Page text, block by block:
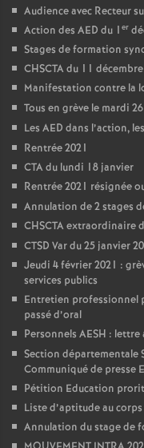
Audience avec Recteur
Action des AED du 1 er
Stages de formation
CHSCTA du 11
Manifestation contre la
Tous en grève le mardi
Les AED dans l’action,
Rentrée 2021
CTA du lundi 18 janvier
Rentrée 2021 résignée
Annulation de 2 stages
CHSCTA extraordinaire
CTSD Var du 25 janvier
Jeudi 4 février 2021 :
services publics
Entretien professionnel
passé d’oral
Personnels AESH :
Section départementale
Communiqué de presse
Pétition Education
Liste d’aptitude au
Annulation du stage de